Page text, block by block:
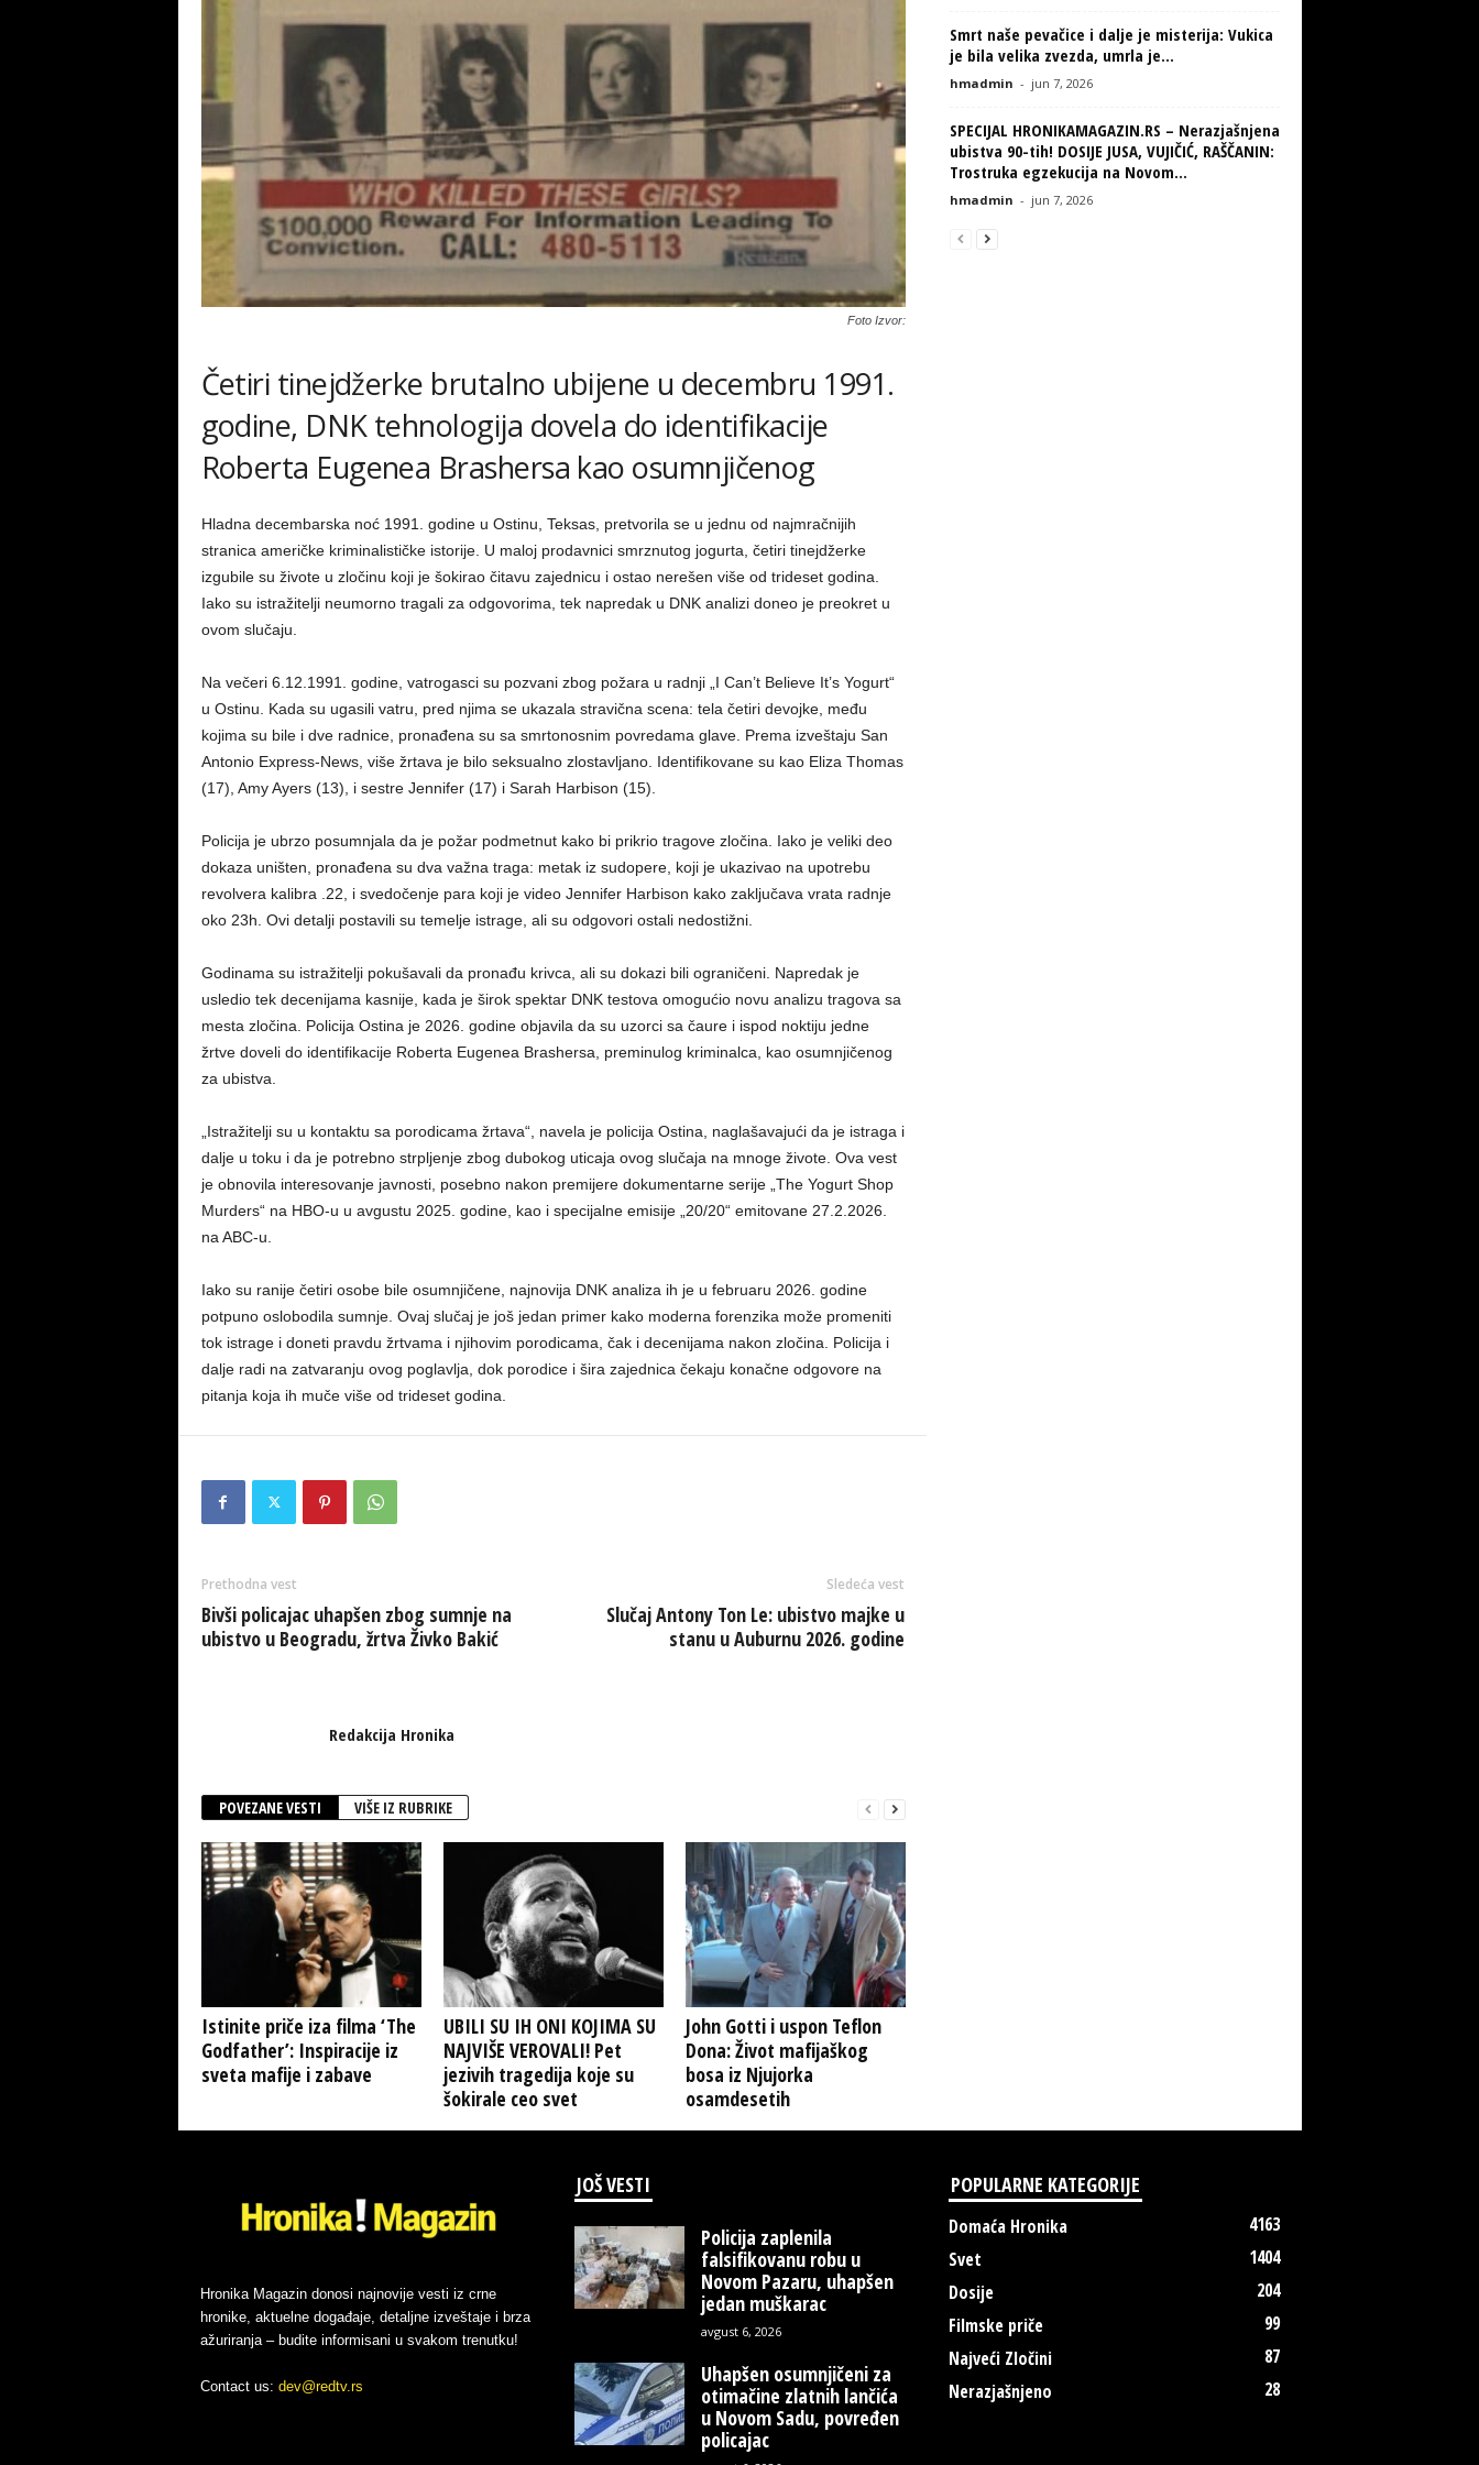
Foto Izvor:
Četiri tinejdžerke brutalno ubijene u decembru 1991.
godine, DNK tehnologija dovela do identifikacije
Roberta Eugenea Brashersa kao osumnjičenog
Hladna decembarska noć 1991. godine u Ostinu, Teksas, pretvorila se u jednu od najmračnijih
stranica američke kriminalističke istorije. U maloj prodavnici smrznutog jogurta, četiri tinejdžerke
izgubile su živote u zločinu koji je šokirao čitavu zajednicu i ostao nerešen više od trideset godina.
Iako su istražitelji neumorno tragali za odgovorima, tek napredak u DNK analizi doneo je preokret u
ovom slučaju.
Na večeri 6.12.1991. godine, vatrogasci su pozvani zbog požara u radnji „I Can’t Believe It’s Yogurt“
u Ostinu. Kada su ugasili vatru, pred njima se ukazala stravična scena: tela četiri devojke, među
kojima su bile i dve radnice, pronađena su sa smrtonosnim povredama glave. Prema izveštaju San
Antonio Express-News, više žrtava je bilo seksualno zlostavljano. Identifikovane su kao Eliza Thomas
(17), Amy Ayers (13), i sestre Jennifer (17) i Sarah Harbison (15).
Policija je ubrzo posumnjala da je požar podmetnut kako bi prikrio tragove zločina. Iako je veliki deo
dokaza uništen, pronađena su dva važna traga: metak iz sudopere, koji je ukazivao na upotrebu
revolvera kalibra .22, i svedočenje para koji je video Jennifer Harbison kako zaključava vrata radnje
oko 23h. Ovi detalji postavili su temelje istrage, ali su odgovori ostali nedostižni.
Godinama su istražitelji pokušavali da pronađu krivca, ali su dokazi bili ograničeni. Napredak je
usledio tek decenijama kasnije, kada je širok spektar DNK testova omogućio novu analizu tragova sa
mesta zločina. Policija Ostina je 2026. godine objavila da su uzorci sa čaure i ispod noktiju jedne
žrtve doveli do identifikacije Roberta Eugenea Brashersa, preminulog kriminalca, kao osumnjičenog
za ubistva.
„Istražitelji su u kontaktu sa porodicama žrtava“, navela je policija Ostina, naglašavajući da je istraga i
dalje u toku i da je potrebno strpljenje zbog dubokog uticaja ovog slučaja na mnoge živote. Ova vest
je obnovila interesovanje javnosti, posebno nakon premijere dokumentarne serije „The Yogurt Shop
Murders“ na HBO-u u avgustu 2025. godine, kao i specijalne emisije „20/20“ emitovane 27.2.2026.
na ABC-u.
Iako su ranije četiri osobe bile osumnjičene, najnovija DNK analiza ih je u februaru 2026. godine
potpuno oslobodila sumnje. Ovaj slučaj je još jedan primer kako moderna forenzika može promeniti
tok istrage i doneti pravdu žrtvama i njihovim porodicama, čak i decenijama nakon zločina. Policija i
dalje radi na zatvaranju ovog poglavlja, dok porodice i šira zajednica čekaju konačne odgovore na
pitanja koja ih muče više od trideset godina.
Prethodna vest
Bivši policajac uhapšen zbog sumnje na
ubistvo u Beogradu, žrtva Živko Bakić
Sledeća vest
Slučaj Antony Ton Le: ubistvo majke u
stanu u Auburnu 2026. godine
Redakcija Hronika
POVEZANE VESTI VIŠE IZ RUBRIKE
Istinite priče iza filma ‘The
Godfather’: Inspiracije iz
sveta mafije i zabave
UBILI SU IH ONI KOJIMA SU
NAJVIŠE VEROVALI! Pet
jezivih tragedija koje su
šokirale ceo svet
John Gotti i uspon Teflon
Dona: Život mafijaškog
bosa iz Njujorka
osamdesetih
Smrt naše pevačice i dalje je misterija: Vukica
je bila velika zvezda, umrla je...
hmadmin - jun 7, 2026
SPECIJAL HRONIKAMAGAZIN.RS – Nerazjašnjena
ubistva 90-tih! DOSIJE JUSA, VUJIČIĆ, RAŠČANIN:
Trostruka egzekucija na Novom...
hmadmin - jun 7, 2026
Hronika Magazin donosi najnovije vesti iz crne
hronike, aktuelne događaje, detaljne izveštaje i brza
ažuriranja – budite informisani u svakom trenutku!
Contact us: dev@redtv.rs
JOŠ VESTI
Policija zaplenila
falsifikovanu robu u
Novom Pazaru, uhapšen
jedan muškarac
avgust 6, 2026
Uhapšen osumnjičeni za
otimačine zlatnih lančića
u Novom Sadu, povređen
policajac
POPULARNE KATEGORIJE
Domaća Hronika
4163
Svet
1404
Dosije
204
Filmske priče
99
Najveći Zločini
87
Nerazjašnjeno
28